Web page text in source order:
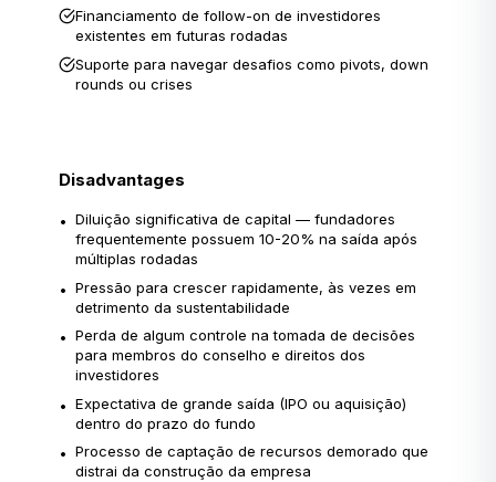
Financiamento de follow-on de investidores
existentes em futuras rodadas
Suporte para navegar desafios como pivots, down
rounds ou crises
Disadvantages
• Diluição significativa de capital — fundadores
frequentemente possuem 10-20% na saída após
múltiplas rodadas
• Pressão para crescer rapidamente, às vezes em
detrimento da sustentabilidade
• Perda de algum controle na tomada de decisões
para membros do conselho e direitos dos
investidores
• Expectativa de grande saída (IPO ou aquisição)
dentro do prazo do fundo
• Processo de captação de recursos demorado que
distrai da construção da empresa